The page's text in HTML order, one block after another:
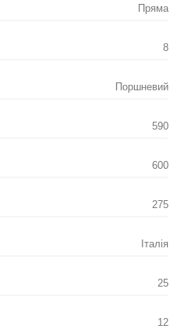
Пряма
8
Поршневий
590
600
275
Італія
25
12